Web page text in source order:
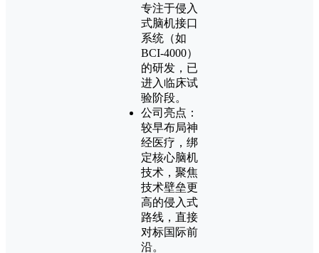
专注于侵入
式脑机接口
系统（如
BCI-4000）
的研发，已
进入临床试
验阶段。
公司亮点：
较早布局神
经医疗，绑
定核心脑机
技术，聚焦
技术壁垒更
高的侵入式
路线，直接
对标国际前
沿。